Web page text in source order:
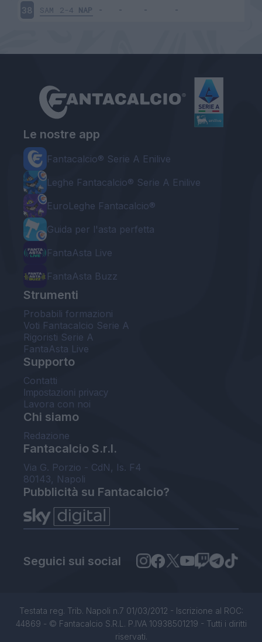
38 SAM 2-4 NAP
Le nostre app
Fantacalcio® Serie A Enilive
Leghe Fantacalcio® Serie A Enilive
EuroLeghe Fantacalcio®
Guida per l'asta perfetta
FantaAsta Live
FantaAsta Buzz
Strumenti
Probabili formazioni
Voti Fantacalcio Serie A
Rigoristi Serie A
FantaAsta Live
Supporto
Contatti
Impostazioni privacy
Lavora con noi
Chi siamo
Redazione
Fantacalcio S.r.l.
Via G. Porzio - CdN, Is. F4
80143, Napoli
Pubblicità su Fantacalcio?
Seguici sui social
Testata reg. Trib. Napoli n.7 01/03/2012 - Iscrizione al ROC:
44869 - © Fantacalcio S.R.L. P.IVA 10938501219 - Tutti i diritti
riservati.